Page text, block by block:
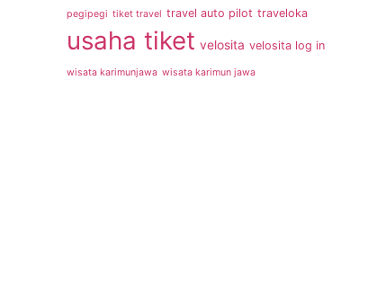
pegipegi tiket travel travel auto pilot traveloka
usaha tiket velosita velosita log in
wisata karimunjawa wisata karimun jawa